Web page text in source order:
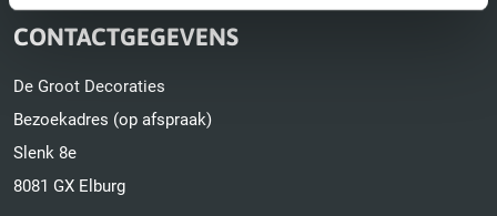
CONTACTGEGEVENS
De Groot Decoraties
Bezoekadres (op afspraak)
Slenk 8e
8081 GX Elburg